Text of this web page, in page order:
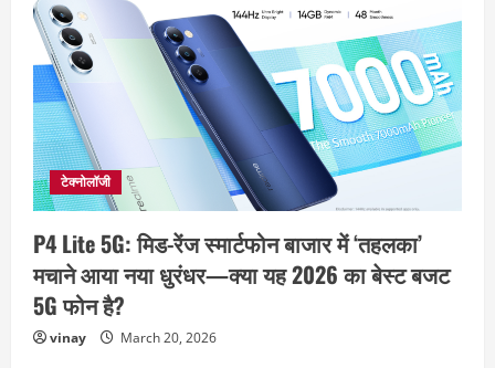
टेक्नोलॉजी
P4 Lite 5G: मिड-रेंज स्मार्टफोन बाजार में ‘तहलका’
मचाने आया नया धुरंधर—क्या यह 2026 का बेस्ट बजट
5G फोन है?
vinay March 20, 2026